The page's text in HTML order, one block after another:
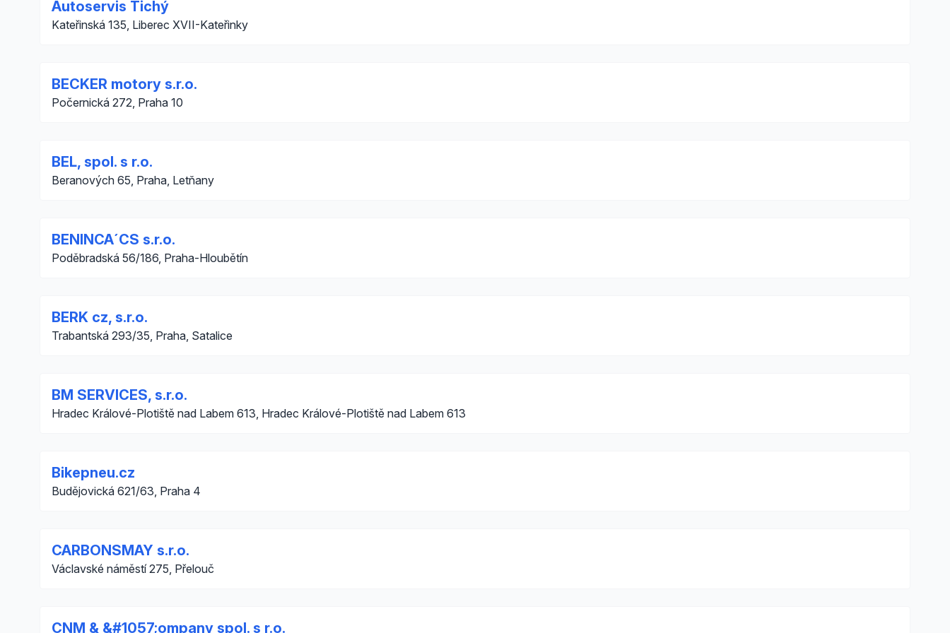
Autoservis Tichý
Kateřinská 135, Liberec XVII-Kateřinky
BECKER motory s.r.o.
Počernická 272, Praha 10
BEL, spol. s r.o.
Beranových 65, Praha, Letňany
BENINCA´CS s.r.o.
Poděbradská 56/186, Praha-Hloubětín
BERK cz, s.r.o.
Trabantská 293/35, Praha, Satalice
BM SERVICES, s.r.o.
Hradec Králové-Plotiště nad Labem 613, Hradec Králové-Plotiště nad Labem 613
Bikepneu.cz
Budějovická 621/63, Praha 4
CARBONSMAY s.r.o.
Václavské náměstí 275, Přelouč
CNM & &#1057;ompany spol. s r.o.